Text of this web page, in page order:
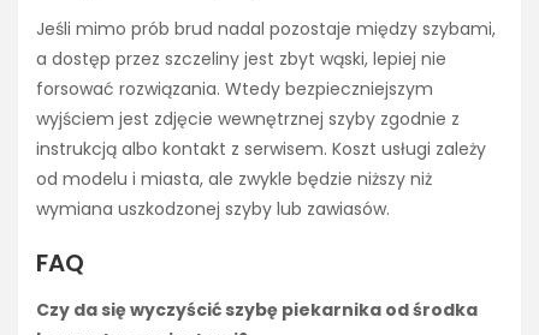
Jeśli mimo prób brud nadal pozostaje między szybami,
a dostęp przez szczeliny jest zbyt wąski, lepiej nie
forsować rozwiązania. Wtedy bezpieczniejszym
wyjściem jest zdjęcie wewnętrznej szyby zgodnie z
instrukcją albo kontakt z serwisem. Koszt usługi zależy
od modelu i miasta, ale zwykle będzie niższy niż
wymiana uszkodzonej szyby lub zawiasów.
FAQ
Czy da się wyczyścić szybę piekarnika od środka